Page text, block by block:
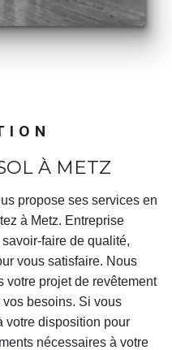
À METZ
propose ses services en
à Metz. Entreprise
savoir-faire de qualité,
vous satisfaire. Nous
votre projet de revêtement
vos besoins. Si vous
votre disposition pour
nécessaires à votre